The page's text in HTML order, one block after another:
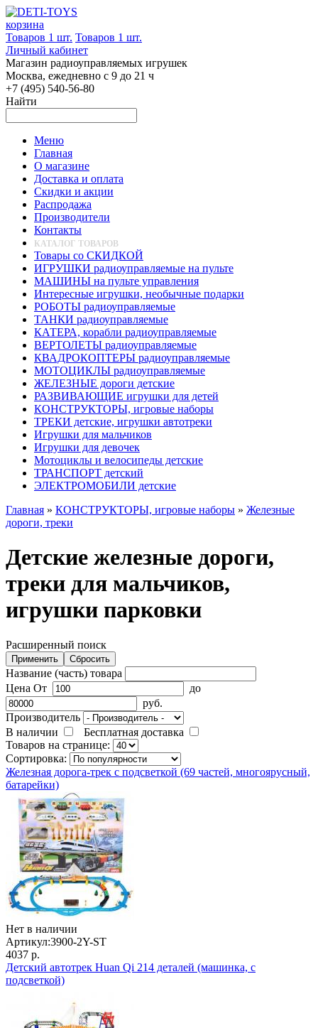
корзина
Товаров 1 шт. Товаров 1 шт.
Личный кабинет
Магазин радиоуправляемых игрушек
Москва, ежедневно с 9 до 21 ч
+7 (495) 540-56-80
Найти
Меню
Главная
О магазине
Доставка и оплата
Скидки и акции
Распродажа
Производители
Контакты
КАТАЛОГ ТОВАРОВ
Товары со СКИДКОЙ
ИГРУШКИ радиоуправляемые на пульте
МАШИНЫ на пульте управления
Интересные игрушки, необычные подарки
РОБОТЫ радиоуправляемые
ТАНКИ радиоуправляемые
КАТЕРА, корабли радиоуправляемые
ВЕРТОЛЕТЫ радиоуправляемые
КВАДРОКОПТЕРЫ радиоуправляемые
МОТОЦИКЛЫ радиоуправляемые
ЖЕЛЕЗНЫЕ дороги детские
РАЗВИВАЮЩИЕ игрушки для детей
КОНСТРУКТОРЫ, игровые наборы
ТРЕКИ детские, игрушки автотреки
Игрушки для мальчиков
Игрушки для девочек
Мотоциклы и велосипеды детские
ТРАНСПОРТ детский
ЭЛЕКТРОМОБИЛИ детские
Главная » КОНСТРУКТОРЫ, игровые наборы » Железные
дороги, треки
Детские железные дороги,
треки для мальчиков,
игрушки парковки
Расширенный поиск
Название (часть) товара
Цена От
до
руб.
Производитель
В наличии
Бесплатная доставка
Товаров на странице:
Сортировка:
Железная дорога-трек с подсветкой (69 частей, многоярусный,
батарейки)
Нет в наличии
Артикул:3900-2Y-ST
4037 р.
Детский автотрек Huan Qi 214 деталей (машинка, с
подсветкой)